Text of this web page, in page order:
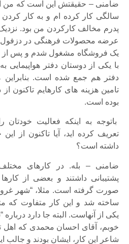
ضامنی – حقیقتش این است که من از
سالگی کار کرده ام و به کار کردن
عرضه محصولات فرهنگی در دزفول
یک فروشگاه مشغول شدم و پس از
با یکی از دوستان دفتر هواپیمایی به
دفتر هم جمع شده است.
تامین هزینه های کارهایم تاکنون
بوده است.
باتوجه به اینکه فعالیت خودتان
تعریف کرده اید، آیا تاکنون از
داشته است؟
ضامنی – بله. در کارهای
پشتیبانی داشتند و بعضی از
صورت گرفته است. مثلا، “شهر
ساخته شد و این کار متفاوت که
یکی از آنهاست. البته جا دارد
خوبم، آقای احسان محمدی که
شاعر این کار، ایشان بودند و جالب